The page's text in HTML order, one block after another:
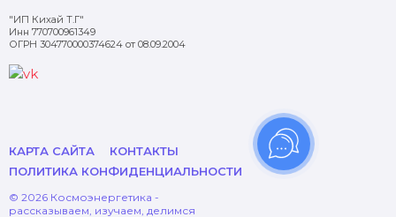
"ИП Кихай Т.Г"
Инн 770700961349
ОГРН 304770000374624 от 08.09.2004
КАРТА САЙТА
КОНТАКТЫ
ПОЛИТИКА КОНФИДЕНЦИАЛЬНОСТИ
© 2026 Космоэнергетика -
рассказываем, изучаем, делимся